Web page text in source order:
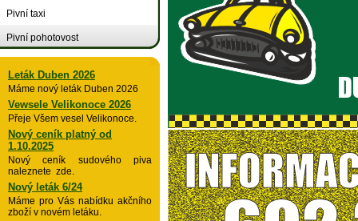
Pivní taxi
Pivní pohotovost
Leták Duben 2026
Máme nový leták Duben 2026
Vewsele Velikonoce 2026
Přeje Všem vesel Velikonoce.
Nový ceník platný od
1.10.2025
Nový ceník sudového piva
naleznete zde.
Nový leták 6/24
Máme pro Vás nabídku akčního
zboží v novém letáku.